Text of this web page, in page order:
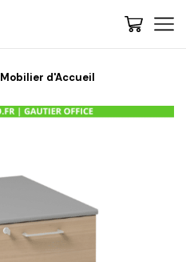
Mobilier d'Accueil